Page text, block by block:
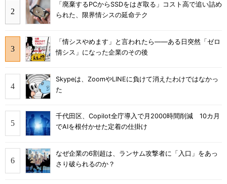
「廃棄するPCからSSDをはぎ取る」コスト高で追い詰め
られた、限界情シスの延命テク
「情シスやめます」と言われたら――ある日突然「ゼロ
情シス」になった企業のその後
Skypeは、ZoomやLINEに負けて消えたわけではなかっ
た
千代田区、Copilot全庁導入で月2000時間削減 10カ月
でAIを根付かせた定着の仕掛け
なぜ企業の6割超は、ランサム攻撃者に「入口」をあっ
さり破られるのか？